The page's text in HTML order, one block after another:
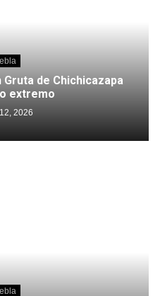
de Chichicazapa
extremo
2026